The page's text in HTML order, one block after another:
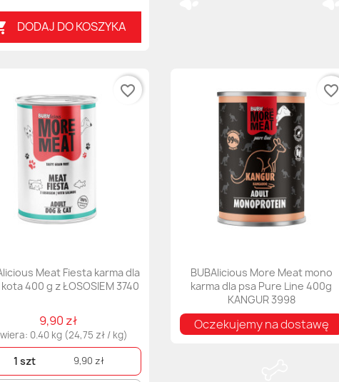
DODAJ DO KOSZYKA
Meat Fiesta karma dla
400 g z ŁOSOSIEM 3740
9,90 zł
0.40 kg (24,75 zł / kg)
1 szt 9,90 zł
favorite_border
BUBAlicious More Meat mono
karma dla psa Pure Line 400g
KANGUR 3998
Oczekujemy na dostawę
favorite_border